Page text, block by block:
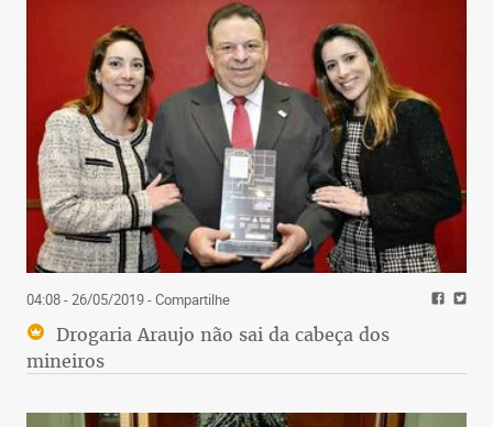
04:08 - 26/05/2019- Compartilhe
Drogaria Araujo não sai da cabeça dos
mineiros